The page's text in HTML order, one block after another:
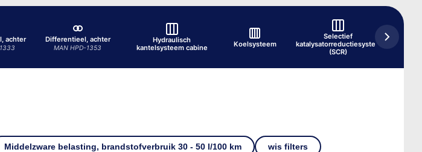
achter Differentieel, achter
MAN HPD-1353
Hydraulisch
kantelsysteem cabine
Koelsysteem
Selectief
katalysatorreductiesysteem
(SCR)
Middelzware belasting, brandstofverbruik 30 - 50 l/100 km wis filters